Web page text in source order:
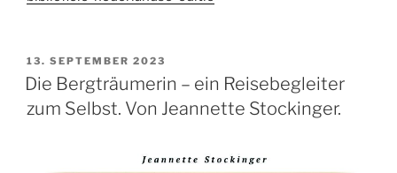
VERÖFFENTLICHT
AM
13. SEPTEMBER 2023
Die Bergträumerin – ein Reisebegleiter
zum Selbst. Von Jeannette Stockinger.